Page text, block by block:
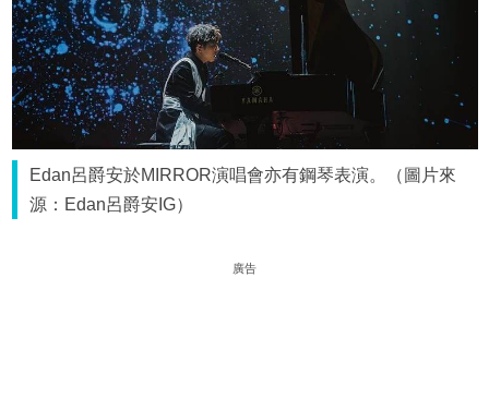
Edan呂爵安於MIRROR演唱會亦有鋼琴表演。（圖片來
源：Edan呂爵安IG）
廣告